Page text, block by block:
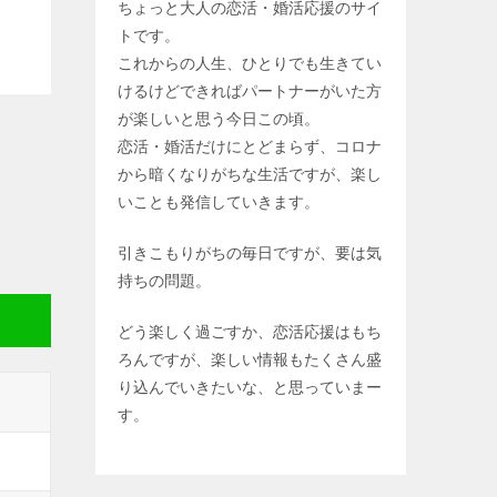
ちょっと大人の恋活・婚活応援のサイ
トです。
これからの人生、ひとりでも生きてい
けるけどできればパートナーがいた方
が楽しいと思う今日この頃。
恋活・婚活だけにとどまらず、コロナ
から暗くなりがちな生活ですが、楽し
いことも発信していきます。
引きこもりがちの毎日ですが、要は気
持ちの問題。
どう楽しく過ごすか、恋活応援はもち
ろんですが、楽しい情報もたくさん盛
り込んでいきたいな、と思っていまー
す。